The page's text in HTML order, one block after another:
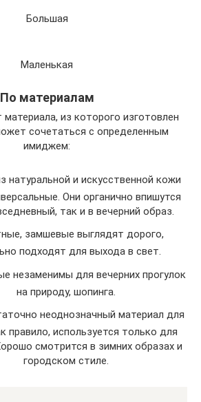
Большая
Маленькая
По материалам
из которого изготовлен
сочетаться с определенным
имиджем:
натуральной и искусственной кожи
Они органично впишутся
так и в вечерний образ.
замшевые выглядят дорого,
подходят для выхода в свет.
незаменимы для вечерних прогулок
на природу, шопинга.
неоднозначный материал для
правило, используется только для
смотрится в зимних образах и
городском стиле.